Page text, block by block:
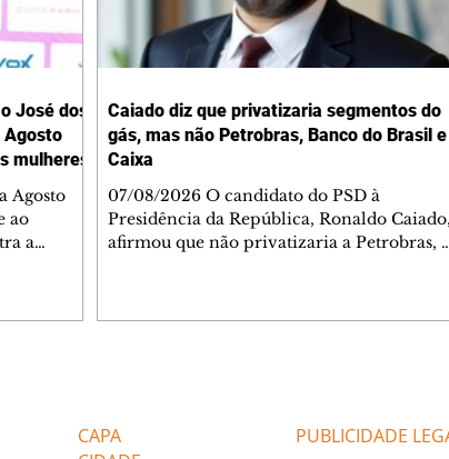
José dos
Agosto
mulheres
Agosto
ao
a
Violência
Caiado diz que privatizaria segmentos do
gás, mas não Petrobras, Banco do Brasil e
Caixa
07/08/2026 O candidato do PSD à
Presidência da República, Ronaldo Caiado,
afirmou que não privatizaria a Petrobras, o
deixando muito a desejar na área de gás".
Em seguida, afirmou: "Agora, você não po
CAPA
PUBLICIDADE